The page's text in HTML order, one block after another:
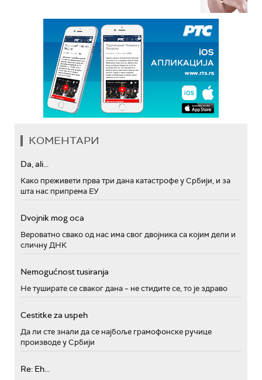
КОМЕНТАРИ
Da, ali...
Како преживети прва три дана катастрофе у Србији, и за
шта нас припрема ЕУ
Dvojnik mog oca
Вероватно свако од нас има свог двојника са којим дели и
сличну ДНК
Nemogućnost tusiranja
Не туширате се сваког дана – не стидите се, то је здраво
Cestitke za uspeh
Да ли сте знали да се најбоље грамофонске ручице
производе у Србији
Re: Eh...